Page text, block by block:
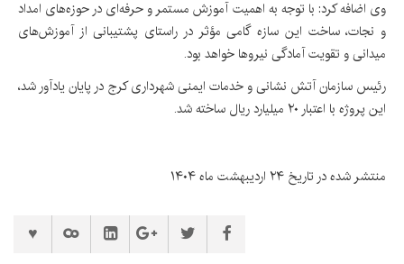
وی اضافه کرد: با توجه به اهمیت آموزش مستمر و حرفه‌ای در حوزه‌های امداد
و نجات، ساخت این سازه گامی مؤثر در راستای پشتیبانی از آموزش‌های
میدانی و تقویت آمادگی نیروها خواهد بود.
رئیس سازمان آتش نشانی و خدمات ایمنی شهرداری کرج در پایان یادآور شد،
این پروژه با اعتبار ۲۰ میلیارد ریال ساخته شد.
منتشر شده در تاریخ ۲۴ اردیبهشت ماه ۱۴۰۴